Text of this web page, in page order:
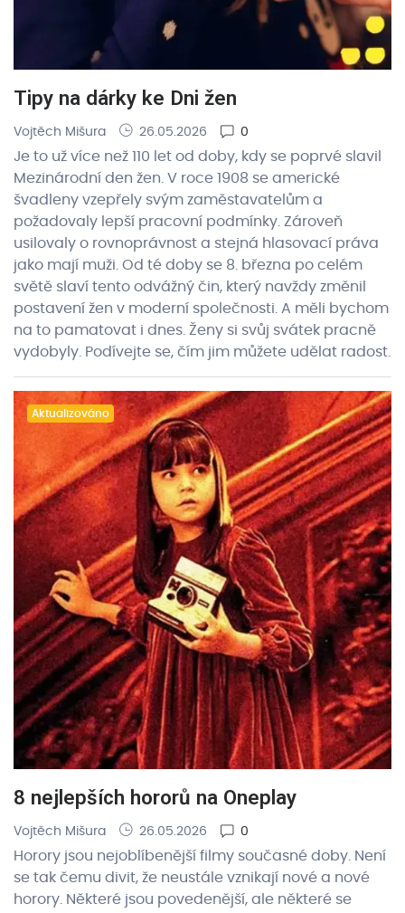
Tipy na dárky ke Dni žen
Vojtěch Mišura 26.05.2026 0
Je to už více než 110 let od doby, kdy se poprvé slavil
Mezinárodní den žen. V roce 1908 se americké
švadleny vzepřely svým zaměstavatelům a
požadovaly lepší pracovní podmínky. Zároveň
usilovaly o rovnoprávnost a stejná hlasovací práva
jako mají muži. Od té doby se 8. března po celém
světě slaví tento odvážný čin, který navždy změnil
postavení žen v moderní společnosti. A měli bychom
na to pamatovat i dnes. Ženy si svůj svátek pracně
vydobyly. Podívejte se, čím jim můžete udělat radost.
Aktualizováno
8 nejlepších hororů na Oneplay
Vojtěch Mišura 26.05.2026 0
Horory jsou nejoblíbenější filmy současné doby. Není
se tak čemu divit, že neustále vznikají nové a nové
horory. Některé jsou povedenější, ale některé se